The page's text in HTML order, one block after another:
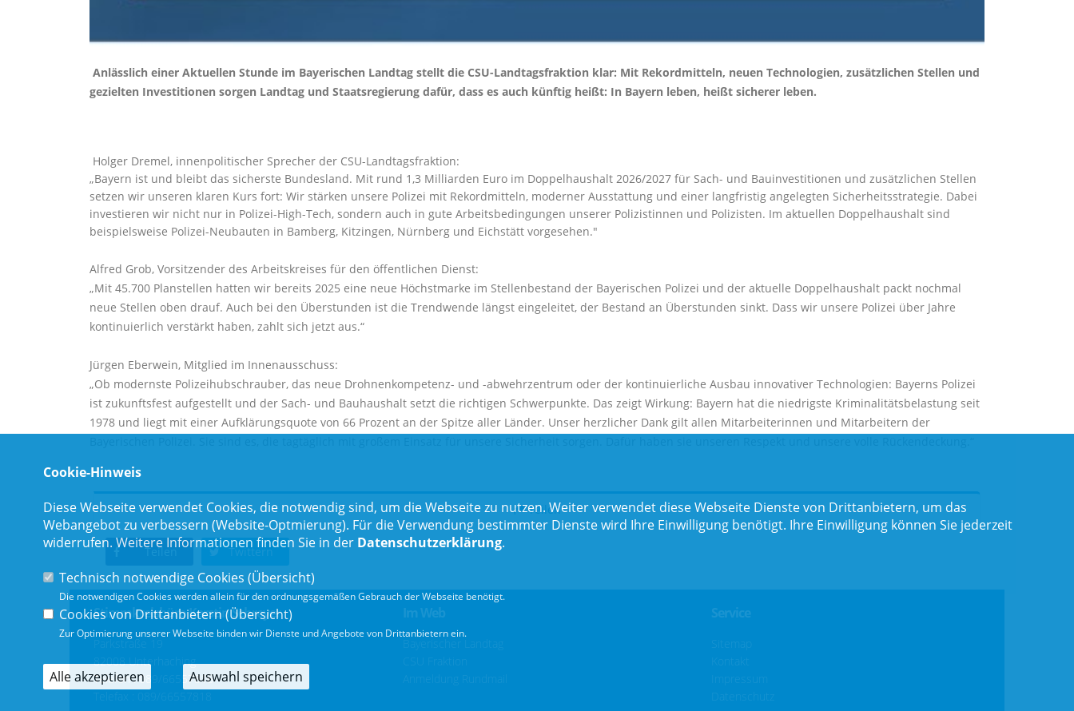
Anlässlich einer Aktuellen Stunde im Bayerischen Landtag stellt die CSU-Landtagsfraktion klar: Mit Rekordmitteln, neuen Technologien, zusätzlichen Stellen und
gezielten Investitionen sorgen Landtag und Staatsregierung dafür, dass es auch künftig heißt: In Bayern leben, heißt sicherer leben.
Holger Dremel, innenpolitischer Sprecher der CSU-Landtagsfraktion:
Bayern ist und bleibt das sicherste Bundesland. Mit rund 1,3 Milliarden Euro im Doppelhaushalt 2026/2027 für Sach- und Bauinvestitionen und zusätzlichen Stellen
setzen wir unseren klaren Kurs fort: Wir stärken unsere Polizei mit Rekordmitteln, moderner Ausstattung und einer langfristig angelegten Sicherheitsstrategie. Dabei
investieren wir nicht nur in Polizei-High-Tech, sondern auch in gute Arbeitsbedingungen unserer Polizistinnen und Polizisten. Im aktuellen Doppelhaushalt sind
beispielsweise Polizei-Neubauten in Bamberg, Kitzingen, Nürnberg und Eichstätt vorgesehen."
Alfred Grob, Vorsitzender des Arbeitskreises für den öffentlichen Dienst:
Mit 45.700 Planstellen hatten wir bereits 2025 eine neue Höchstmarke im Stellenbestand der Bayerischen Polizei und der aktuelle Doppelhaushalt packt nochmal
neue Stellen oben drauf. Auch bei den Überstunden ist die Trendwende längst eingeleitet, der Bestand an Überstunden sinkt. Dass wir unsere Polizei über Jahre
kontinuierlich verstärkt haben, zahlt sich jetzt aus.“
Jürgen Eberwein, Mitglied im Innenausschuss:
Ob modernste Polizeihubschrauber, das neue Drohnenkompetenz- und -abwehrzentrum oder der kontinuierliche Ausbau innovativer Technologien: Bayerns Polizei
ist zukunftsfest aufgestellt und der Sach- und Bauhaushalt setzt die richtigen Schwerpunkte. Das zeigt Wirkung: Bayern hat die niedrigste Kriminalitätsbelastung seit
1978 und liegt mit einer Aufklärungsquote von 66 Prozent an der Spitze aller Länder. Unser herzlicher Dank gilt allen Mitarbeiterinnen und Mitarbeitern der
Teilen
Teilen Twittern
Stimmkreisbüro Kerstin Schreyer
Parkstraße 19
82008 Unterhaching
Telefon :089/66557816
Im Web
Anmeldung Rundmail
Service
Sitemap
Kontakt
Impressum
Datenschutz
Cookie-Hinweis
Diese Webseite verwendet Cookies, die notwendig sind, um die Webseite zu nutzen. Weiter verwendet diese Webseite Dienste von Drittanbietern, um das
Webangebot zu verbessern (Website-Optmierung). Für die Verwendung bestimmter Dienste wird Ihre Einwilligung benötigt. Ihre Einwilligung können Sie jederzeit
widerrufen. Weitere Informationen finden Sie in der Datenschutzerklärung.
Technisch notwendige Cookies (Übersicht)
Die notwendigen Cookies werden allein für den ordnungsgemäßen Gebrauch der Webseite benötigt.
Cookies von Drittanbietern (Übersicht)
Zur Optimierung unserer Webseite binden wir Dienste und Angebote von Drittanbietern ein.
Alle akzeptieren Auswahl speichern